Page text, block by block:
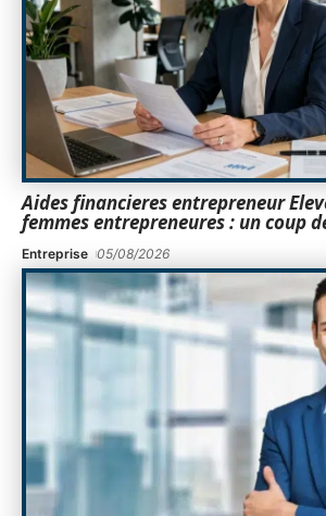
Aides financieres entrepreneur
femmes entrepreneures : un coup
Entreprise 05/08/2026